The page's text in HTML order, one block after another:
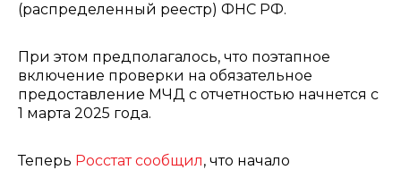
(распределенный реестр) ФНС РФ.
При этом предполагалось, что поэтапное
включение проверки на обязательное
предоставление МЧД с отчетностью начнется с
1 марта 2025 года.
Теперь Росстат сообщил, что начало